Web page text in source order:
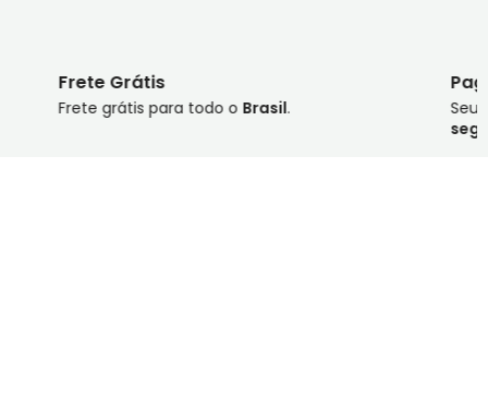
Pagamento Seguro
Seus dados seguros com pagamento